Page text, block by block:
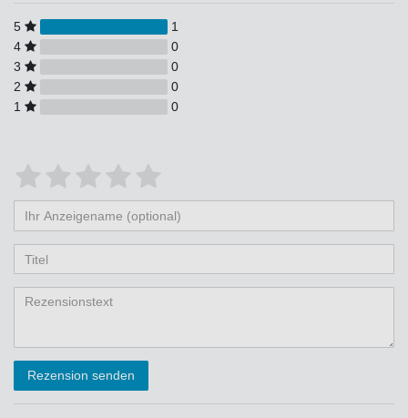
5
1
4
0
3
0
2
0
1
0
Bewertungssterne
von
5
Bewertungssternen
4
von
5
Bewertungssternen
3
von
5
Bewertungssternen
2
von
5
Bewertungssternen
1
von
5
Bewertungssternen
Anzeigename
(optional)
Rezension senden